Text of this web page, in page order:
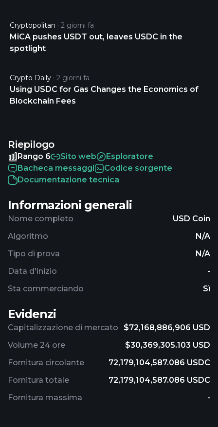
Cryptopolitan 2 giorni fa
MiCA pushes USDT out, leaves USDC in the
spotlight
Crypto Daily 2 giorni fa
Using USDC for Gas Changes the Economics of
Blockchain Fees
Riepilogo
Rango 6 Sito web
Esploratore
Bacheca messaggi
Codice sorgente
Documentazione tecnica
Informazioni generali
Nome completo
USD Coin
Algoritmo
N/A
Tipo di prova
N/A
Data d'inizio
-
Sta commerciando
Sì
Evidenzi
Capitalizzazione di mercato
$72,168,886,906 USD
Volume 24 ore
$30,369,305.103 USD
Fornitura circolante
72,179,104,587.086 USDC
Fornitura totale
72,179,104,587.086 USDC
Fornitura massima
-